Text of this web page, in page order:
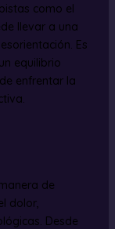
como el
llevar a una
Es
equilibrio
enfrentar la
de
dolor,
Desde